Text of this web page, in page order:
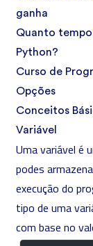
ganha
Quanto
Python?
Curso de
Opções
Conceitos
Variável
Uma variável é
podes
execução do
tipo de uma
com base no